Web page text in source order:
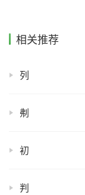
相关推荐
列
刜
初
判